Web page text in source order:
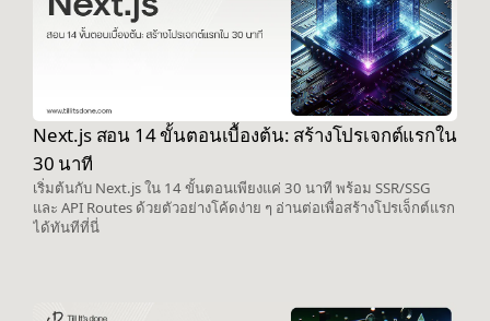
Next.js สอน 14 ขั้นตอนเบื้องต้น: สร้างโปรเจกต์แรกใน
30 นาที
เริ่มต้นกับ Next.js ใน 14 ขั้นตอนเพียงแค่ 30 นาที พร้อม SSR/SSG
และ API Routes ด้วยตัวอย่างโค้ดง่าย ๆ อ่านต่อเพื่อสร้างโปรเจ็กต์แรก
ได้ทันทีที่นี่